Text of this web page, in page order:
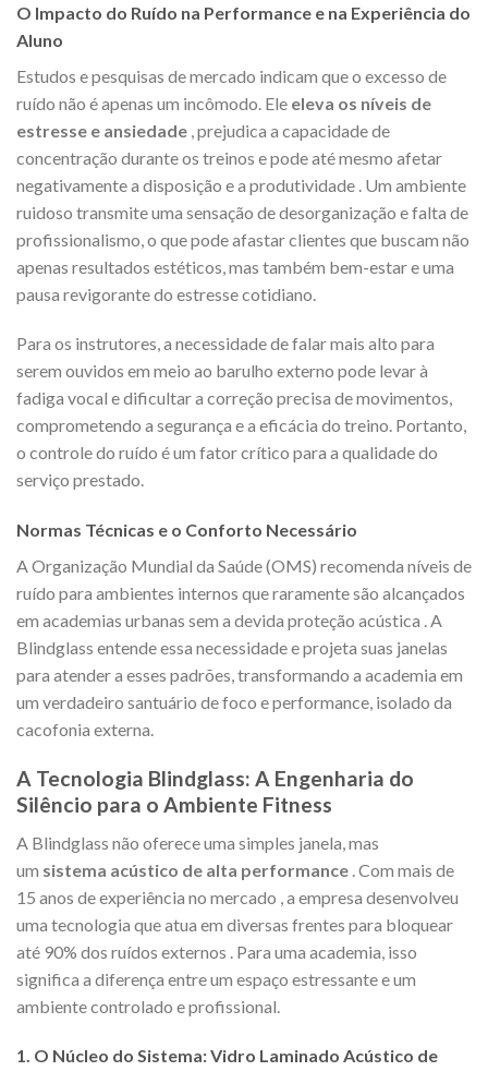
O Impacto do Ruído na Performance e na Experiência do
Aluno
Estudos e pesquisas de mercado indicam que o excesso de
ruído não é apenas um incômodo. Ele eleva os níveis de
estresse e ansiedade , prejudica a capacidade de
concentração durante os treinos e pode até mesmo afetar
negativamente a disposição e a produtividade . Um ambiente
ruidoso transmite uma sensação de desorganização e falta de
profissionalismo, o que pode afastar clientes que buscam não
apenas resultados estéticos, mas também bem-estar e uma
pausa revigorante do estresse cotidiano.
Para os instrutores, a necessidade de falar mais alto para
serem ouvidos em meio ao barulho externo pode levar à
fadiga vocal e dificultar a correção precisa de movimentos,
comprometendo a segurança e a eficácia do treino. Portanto,
o controle do ruído é um fator crítico para a qualidade do
serviço prestado.
Normas Técnicas e o Conforto Necessário
A Organização Mundial da Saúde (OMS) recomenda níveis de
ruído para ambientes internos que raramente são alcançados
em academias urbanas sem a devida proteção acústica . A
Blindglass entende essa necessidade e projeta suas janelas
para atender a esses padrões, transformando a academia em
um verdadeiro santuário de foco e performance, isolado da
cacofonia externa.
A Tecnologia Blindglass: A Engenharia do
Silêncio para o Ambiente Fitness
A Blindglass não oferece uma simples janela, mas
um sistema acústico de alta performance . Com mais de
15 anos de experiência no mercado , a empresa desenvolveu
uma tecnologia que atua em diversas frentes para bloquear
até 90% dos ruídos externos . Para uma academia, isso
significa a diferença entre um espaço estressante e um
ambiente controlado e profissional.
1. O Núcleo do Sistema: Vidro Laminado Acústico de